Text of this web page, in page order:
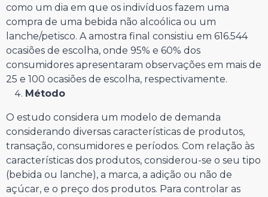
como um dia em que os indivíduos fazem uma
compra de uma bebida não alcoólica ou um
lanche/petisco. A amostra final consistiu em 616.544
ocasiões de escolha, onde 95% e 60% dos
consumidores apresentaram observações em mais de
25 e 100 ocasiões de escolha, respectivamente.
Método
O estudo considera um modelo de demanda
considerando diversas características de produtos,
transação, consumidores e períodos. Com relação às
características dos produtos, considerou-se o seu tipo
(bebida ou lanche), a marca, a adição ou não de
açúcar, e o preço dos produtos. Para controlar as